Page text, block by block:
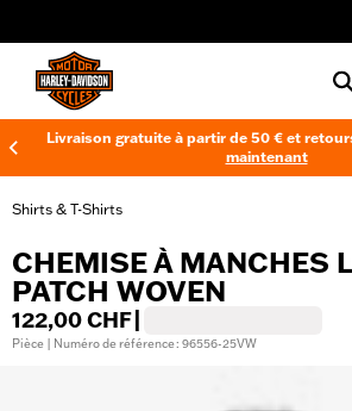
Livraison gratuite à partir de 50 € et
maintenant
Shirts & T-Shirts
CHEMISE À MANCHES
PATCH WOVEN
122,00 CHF
Pièce | Numéro de référence : 96556-25VW